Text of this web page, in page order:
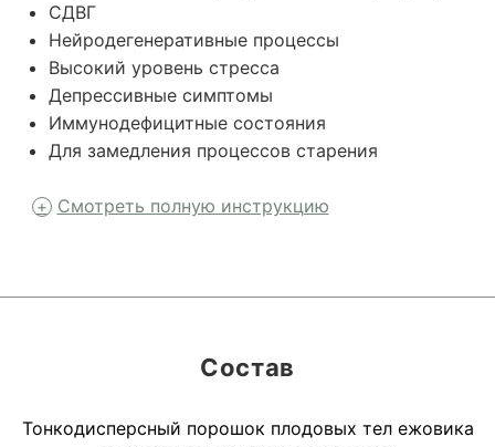
СДВГ
Нейродегенеративные процессы
Высокий уровень стресса
Депрессивные симптомы
Иммунодефицитные состояния
Для замедления процессов старения
Смотреть полную инструкцию
Состав
Тонкодисперсный порошок плодовых тел ежовика